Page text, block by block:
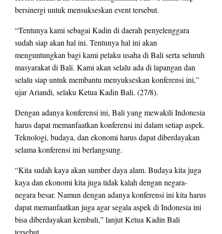
bersinergi untuk mensukseskan event tersebut.
“Tentunya kami sebagai Kadin di daerah penyelenggara
sudah siap akan hal ini. Tentunya hal ini akan
menguntungkan bagi kami pelaku usaha di Bali serta seluruh
masyarakat di Bali. Kami akan selalu ada di lapangan dan
selalu siap untuk membantu menyukseskan konferensi ini,”
ujar Ariandi, selaku Ketua Kadin Bali. (27/8).
Dengan adanya konferensi ini, Bali yang mewakili Indonesia
harus dapat memanfaatkan konferensi ini dalam setiap aspek.
Teknologi, budaya, dan ekonomi harus dapat diberdayakan
selama konferensi ini berlangsung.
“Kita sudah kaya akan sumber daya alam. Budaya kita juga
kaya dan ekonomi kita juga tidak kalah dengan negara-
negara besar. Namun dengan adanya konferensi ini kita harus
dapat memanfaatkan juga agar segala aspek di Indonesia ini
bisa diberdayakan kembali,” lanjut Ketua Kadin Bali
tersebut.